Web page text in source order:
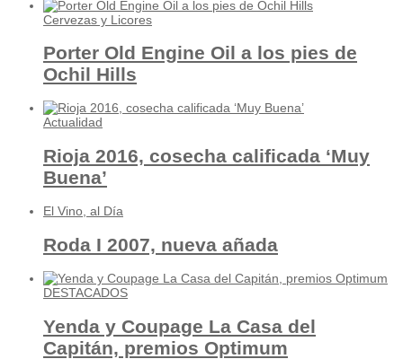
Cervezas y Licores
Porter Old Engine Oil a los pies de
Ochil Hills
Actualidad
Rioja 2016, cosecha calificada ‘Muy
Buena’
El Vino, al Día
Roda I 2007, nueva añada
DESTACADOS
Yenda y Coupage La Casa del
Capitán, premios Optimum